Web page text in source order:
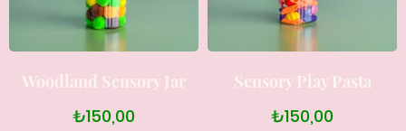
Woodland Sensory Jar
₺150,00
Sensory Play Pasta
₺150,00